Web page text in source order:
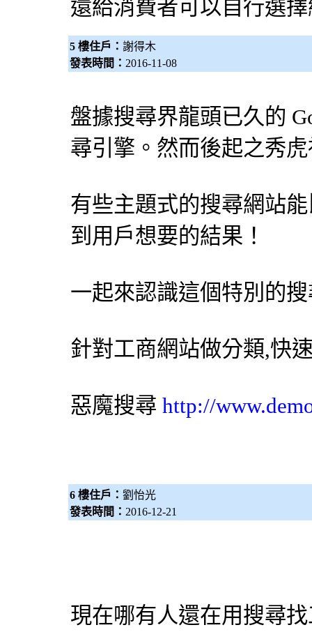
還給消費者可以自行選
5 樓住戶： 謝得木
發表時間： 2016-11-08
盤據搜尋界龍頭已久的
尋引擎 。然而後起之秀
有些主題式的搜尋網站
到用戶想要的結果！
一起來認識這個特別的
針對工商網站做分類,快
惡魔搜尋 http://
6 樓住戶： 劉怡光
發表時間： 2016-12-21
現在哪有人還在用搜尋